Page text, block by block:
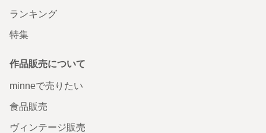
ランキング
特集
作品販売について
minneで売りたい
食品販売
ヴィンテージ販売